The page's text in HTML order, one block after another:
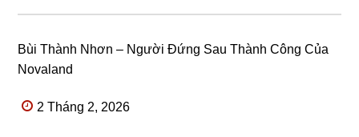
Bùi Thành Nhơn – Người Đứng Sau Thành Công Của
Novaland
2 Tháng 2, 2026